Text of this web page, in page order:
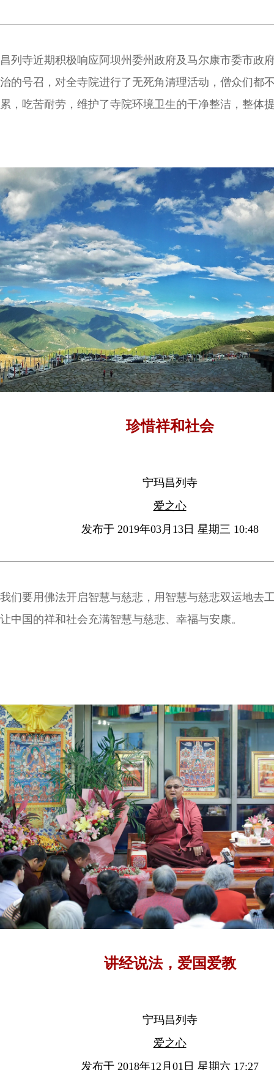
昌列寺近期积极响应阿坝州委州政府及马尔康市委市政
治的号召，对全寺院进行了无死角清理活动，僧众们都
累，吃苦耐劳，维护了寺院环境卫生的干净整洁，整体
珍惜祥和社会
宁玛昌列寺
爱之心
发布于 2019年03月13日 星期三 10:48
我们要用佛法开启智慧与慈悲，用智慧与慈悲双运地去
让中国的祥和社会充满智慧与慈悲、幸福与安康。
讲经说法，爱国爱教
宁玛昌列寺
爱之心
发布于 2018年12月01日 星期六 17:27